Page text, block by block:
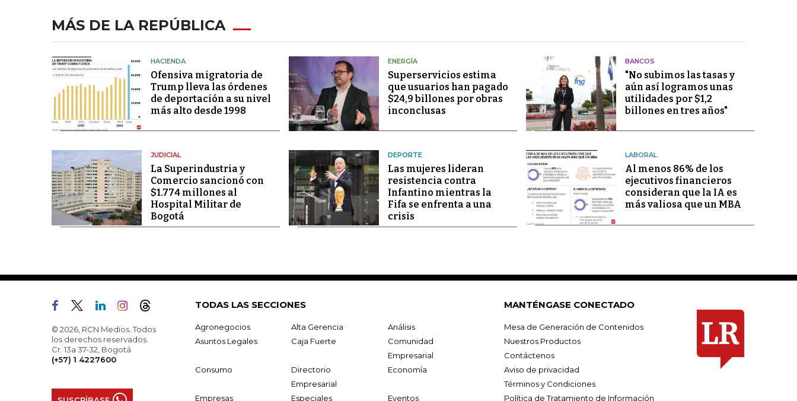
MÁS DE LA REPÚBLICA
HACIENDA
Ofensiva migratoria de
Trump lleva las órdenes
de deportación a su nivel
más alto desde 1998
ENERGÍA
Superservicios estima
que usuarios han pagado
$24,9 billones por obras
inconclusas
BANCOS
"No subimos las tasas y
aún así logramos unas
utilidades por $1,2
billones en tres años"
JUDICIAL
La Superindustria y
Comercio sancionó con
$1.774 millones al
Hospital Militar de
Bogotá
DEPORTE
Las mujeres lideran
resistencia contra
Infantino mientras la
Fifa se enfrenta a una
crisis
LABORAL
Al menos 86% de los
ejecutivos financieros
consideran que la IA es
más valiosa que un MBA
© 2026, RCN Medios. Todos
los derechos reservados.
Cr. 13a 37-32, Bogotá
(+57) 1 4227600
TODAS LAS SECCIONES
Agronegocios Alta Gerencia
Análisis
Asuntos Legales
Caja Fuerte
Comunidad
Empresarial
Consumo
Directorio
Empresarial
Economía
Empresas Especiales Eventos
MANTÉNGASE CONECTADO
Mesa de Generación de Contenidos
Nuestros Productos
Contáctenos
Aviso de privacidad
Términos y Condiciones
Política de Tratamiento de Información